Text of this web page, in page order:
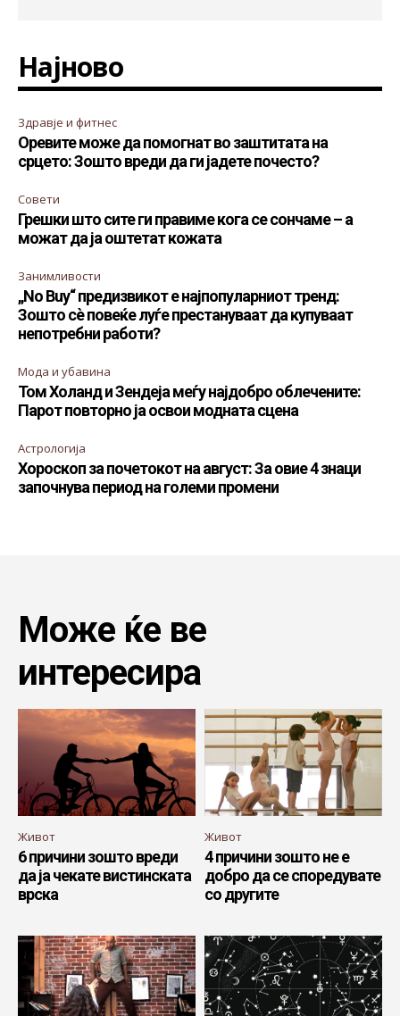
Најново
Здравје и фитнес
Оревите може да помогнат во заштитата на
срцето: Зошто вреди да ги јадете почесто?
Совети
Грешки што сите ги правиме кога се сончаме – а
можат да ја оштетат кожата
Занимливости
„No Buy“ предизвикот е најпопуларниот тренд:
Зошто сè повеќе луѓе престануваат да купуваат
непотребни работи?
Мода и убавина
Том Холанд и Зендеја меѓу најдобро облечените:
Парот повторно ја освои модната сцена
Астрологија
Хороскоп за почетокот на август: За овие 4 знаци
започнува период на големи промени
Може ќе ве
интересира
Живот
6 причини зошто вреди
да ја чекате вистинската
врска
Живот
4 причини зошто не е
добро да се споредувате
со другите